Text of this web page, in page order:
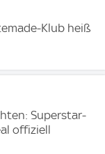
Klub heiß
Superstar-
offiziell